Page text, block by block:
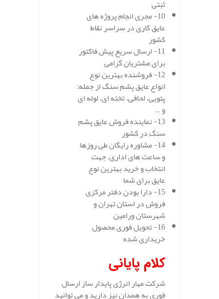
ثبتی
10- مجری انجام پروژه های
عایق کاری در سراسر نقاط
کشور
11- ارسال سریع پیش فاکتور
برای مشتریان گرامی
12- فروشنده بهترین نوع
انواع عایق پشم سنگ از جمله:
پتویی، لحافی، تخته ای، لوله ای
و …
13- نماینده فروش عایق پشم
سنگ در کشور
14- مشاوره رایگان طی روزها
و ساعت های اداری، جهت
انتخاب و خرید بهترین نوع
عایق برای شما
15- دارا بودن دفتر مرکزی
فروش در استان تهران و
شهرستان ورامین
16- تحویل فوری محصول
خریداری شده
کلام پایانی
شرکت مهار انرژی پایدار ساز ارسال
فوری به همدان نیز دارید و می توانید